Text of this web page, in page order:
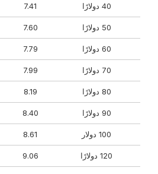
40 دولارًا 7.41
50 دولارًا 7.60
60 دولارًا 7.79
70 دولارًا 7.99
80 دولارًا 8.19
90 دولارًا 8.40
100 دولار 8.61
120 دولارًا 9.06